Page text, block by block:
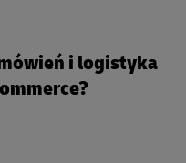
i logistyka